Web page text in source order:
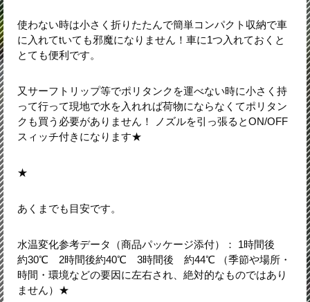
使わない時は小さく折りたたんで簡単コンパクト収納で車
に入れてtいても邪魔になりません！車に1つ入れておくと
とても便利です。
又サーフトリップ等でポリタンクを運べない時に小さく持
って行って現地で水を入れれば荷物にならなくてポリタン
クも買う必要がありません！ ノズルを引っ張るとON/OFF
スィッチ付きになります★
★
あくまでも目安です。
水温変化参考データ（商品パッケージ添付）： 1時間後
約30℃ 2時間後約40℃ 3時間後 約44℃ （季節や場所・
時間・環境などの要因に左右され、絶対的なものではあり
ません）★